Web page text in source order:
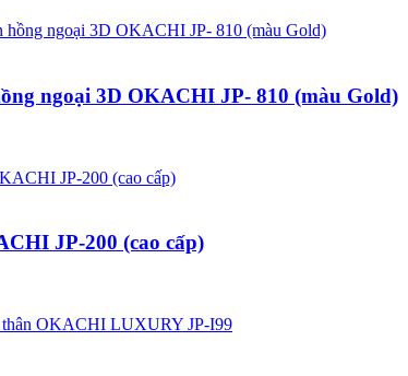
ngoại 3D OKACHI JP- 810 (màu Gold)
JP-200 (cao cấp)